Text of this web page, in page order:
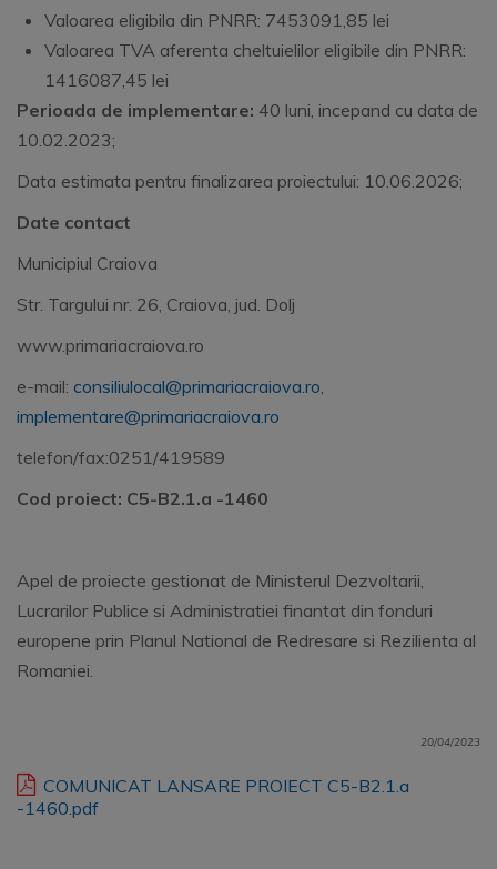
Valoarea eligibila din PNRR: 7453091,85 lei
Valoarea TVA aferenta cheltuielilor eligibile din PNRR:
1416087,45 lei
Perioada de implementare: 40 luni, incepand cu data de
10.02.2023;
Data estimata pentru finalizarea proiectului: 10.06.2026;
Date contact
Municipiul Craiova
Str. Targului nr. 26, Craiova, jud. Dolj
www.primariacraiova.ro
e-mail: consiliulocal@primariacraiova.ro,
implementare@primariacraiova.ro
telefon/fax:0251/419589
Cod proiect: C5-B2.1.a -1460
Apel de proiecte gestionat de Ministerul Dezvoltarii,
Lucrarilor Publice si Administratiei finantat din fonduri
europene prin Planul National de Redresare si Rezilienta al
Romaniei.
20/04/2023
COMUNICAT LANSARE PROIECT C5-B2.1.a
-1460.pdf